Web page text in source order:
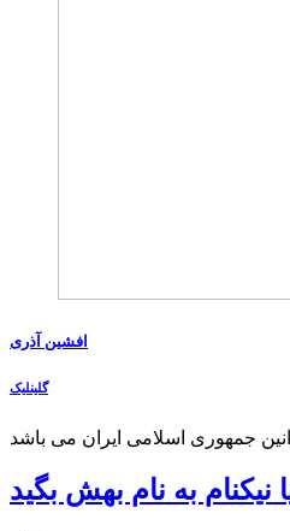
افشین آذری
گلینلیک
جمهوری اسلامی ایران می باشد
نیکنام به نام بهش بگید